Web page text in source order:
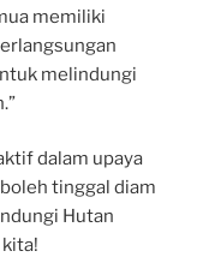
memiliki
melindungi
dalam upaya
tinggal diam
Hutan